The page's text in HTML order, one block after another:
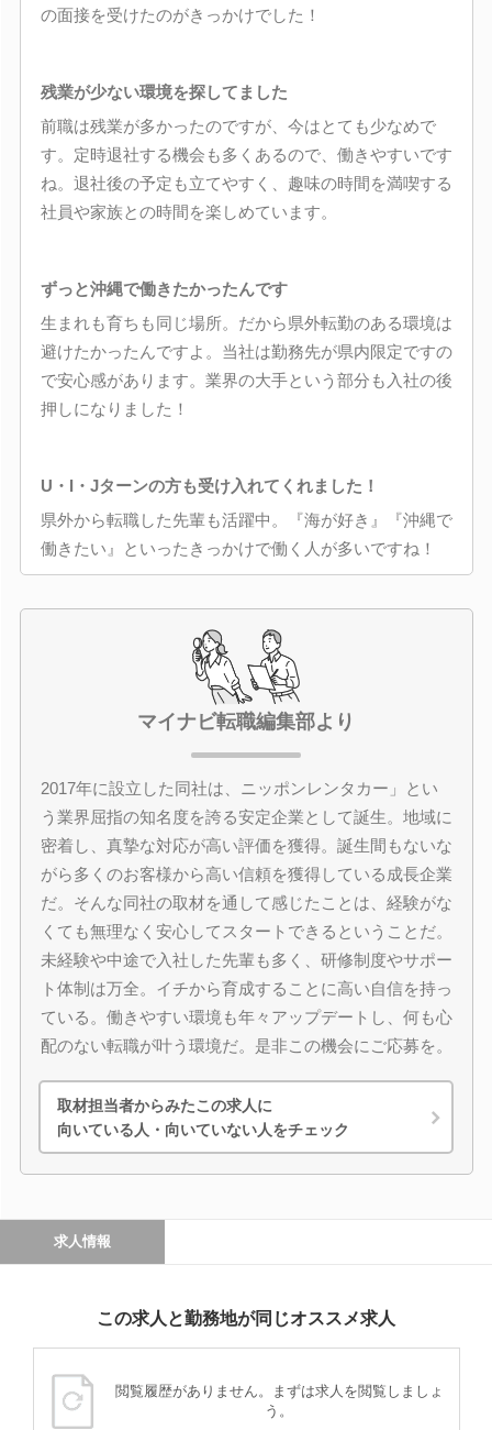
の面接を受けたのがきっかけでした！
残業が少ない環境を探してました
前職は残業が多かったのですが、今はとても少なめで
す。定時退社する機会も多くあるので、働きやすいです
ね。退社後の予定も立てやすく、趣味の時間を満喫する
社員や家族との時間を楽しめています。
ずっと沖縄で働きたかったんです
生まれも育ちも同じ場所。だから県外転勤のある環境は
避けたかったんですよ。当社は勤務先が県内限定ですの
で安心感があります。業界の大手という部分も入社の後
押しになりました！
U・I・Jターンの方も受け入れてくれました！
県外から転職した先輩も活躍中。『海が好き』『沖縄で
働きたい』といったきっかけで働く人が多いですね！
マイナビ転職編集部より
2017年に設立した同社は、ニッポンレンタカー」とい
う業界屈指の知名度を誇る安定企業として誕生。地域に
密着し、真摯な対応が高い評価を獲得。誕生間もないな
がら多くのお客様から高い信頼を獲得している成長企業
だ。そんな同社の取材を通して感じたことは、経験がな
くても無理なく安心してスタートできるということだ。
未経験や中途で入社した先輩も多く、研修制度やサポー
ト体制は万全。イチから育成することに高い自信を持っ
ている。働きやすい環境も年々アップデートし、何も心
配のない転職が叶う環境だ。是非この機会にご応募を。
取材担当者からみたこの求人に
向いている人・向いていない人をチェック
求人情報
この求人と勤務地が同じオススメ求人
閲覧履歴がありません。まずは求人を閲覧しましょ
う。